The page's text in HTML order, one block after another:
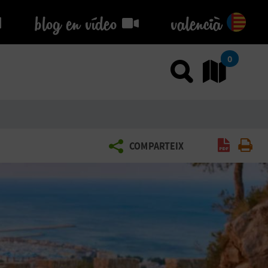
blog en vídeo
blog en vídeo valencià
Usar el
0
COMPARTEIX